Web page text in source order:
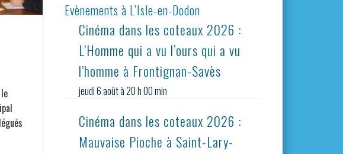
Evènements à L’Isle-en-Dodon
Cinéma dans les coteaux 2026 :
L’Homme qui a vu l’ours qui a vu
l’homme à Frontignan-Savès
jeudi 6 août à 20 h 00 min
Cinéma dans les coteaux 2026 :
Mauvaise Pioche à Saint-Lary-